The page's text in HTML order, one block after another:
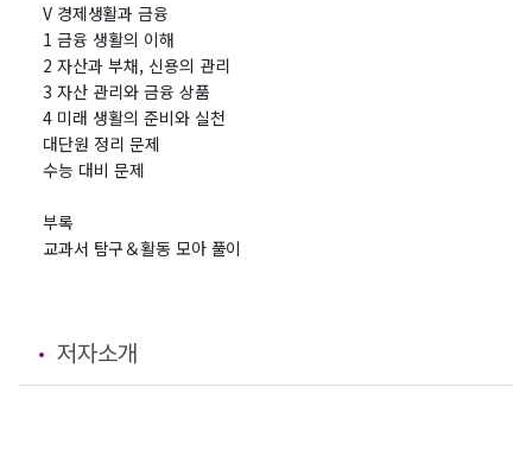
V 경제생활과 금융
1 금융 생활의 이해
2 자산과 부채, 신용의 관리
3 자산 관리와 금융 상품
4 미래 생활의 준비와 실천
대단원 정리 문제
수능 대비 문제
부록
교과서 탐구＆활동 모아 풀이
저자소개